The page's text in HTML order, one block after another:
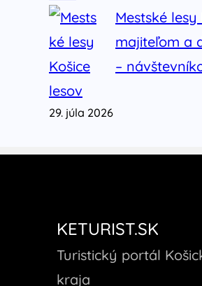
Mestské lesy
majiteľom a
–
lesov
29. júla 2026
KETURIST.SK
Turistický portál
kraja